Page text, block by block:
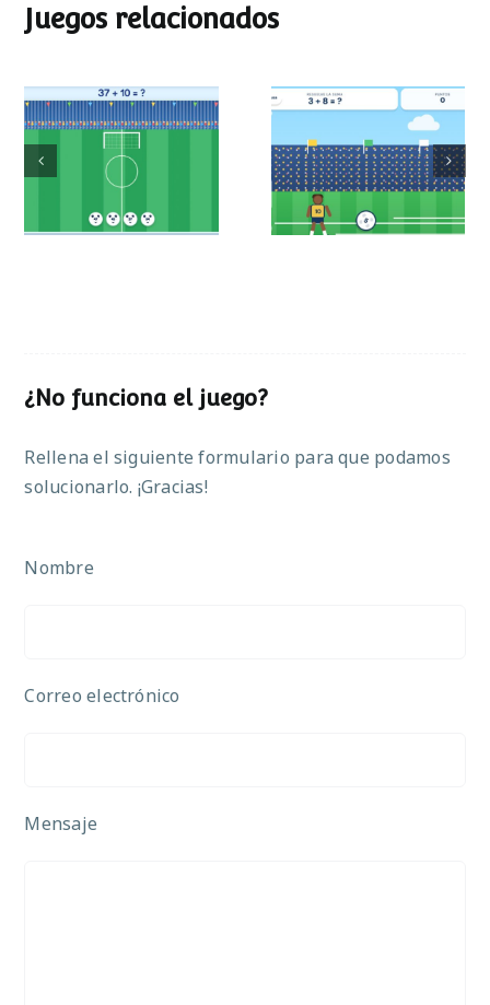
Juegos relacionados
Mundial de
operaciones
Partido de sumas
¿No funciona el juego?
Rellena el siguiente formulario para que podamos
solucionarlo. ¡Gracias!
Nombre
Correo electrónico
Mensaje